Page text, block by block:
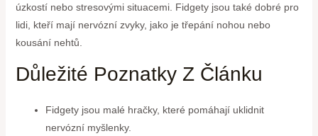
úzkostí nebo stresovými situacemi. Fidgety jsou také dobré pro
lidi, kteří mají nervózní zvyky, jako je třepání nohou nebo
kousání nehtů.
Důležité Poznatky Z Článku
Fidgety jsou malé hračky, které pomáhají uklidnit
nervózní myšlenky.